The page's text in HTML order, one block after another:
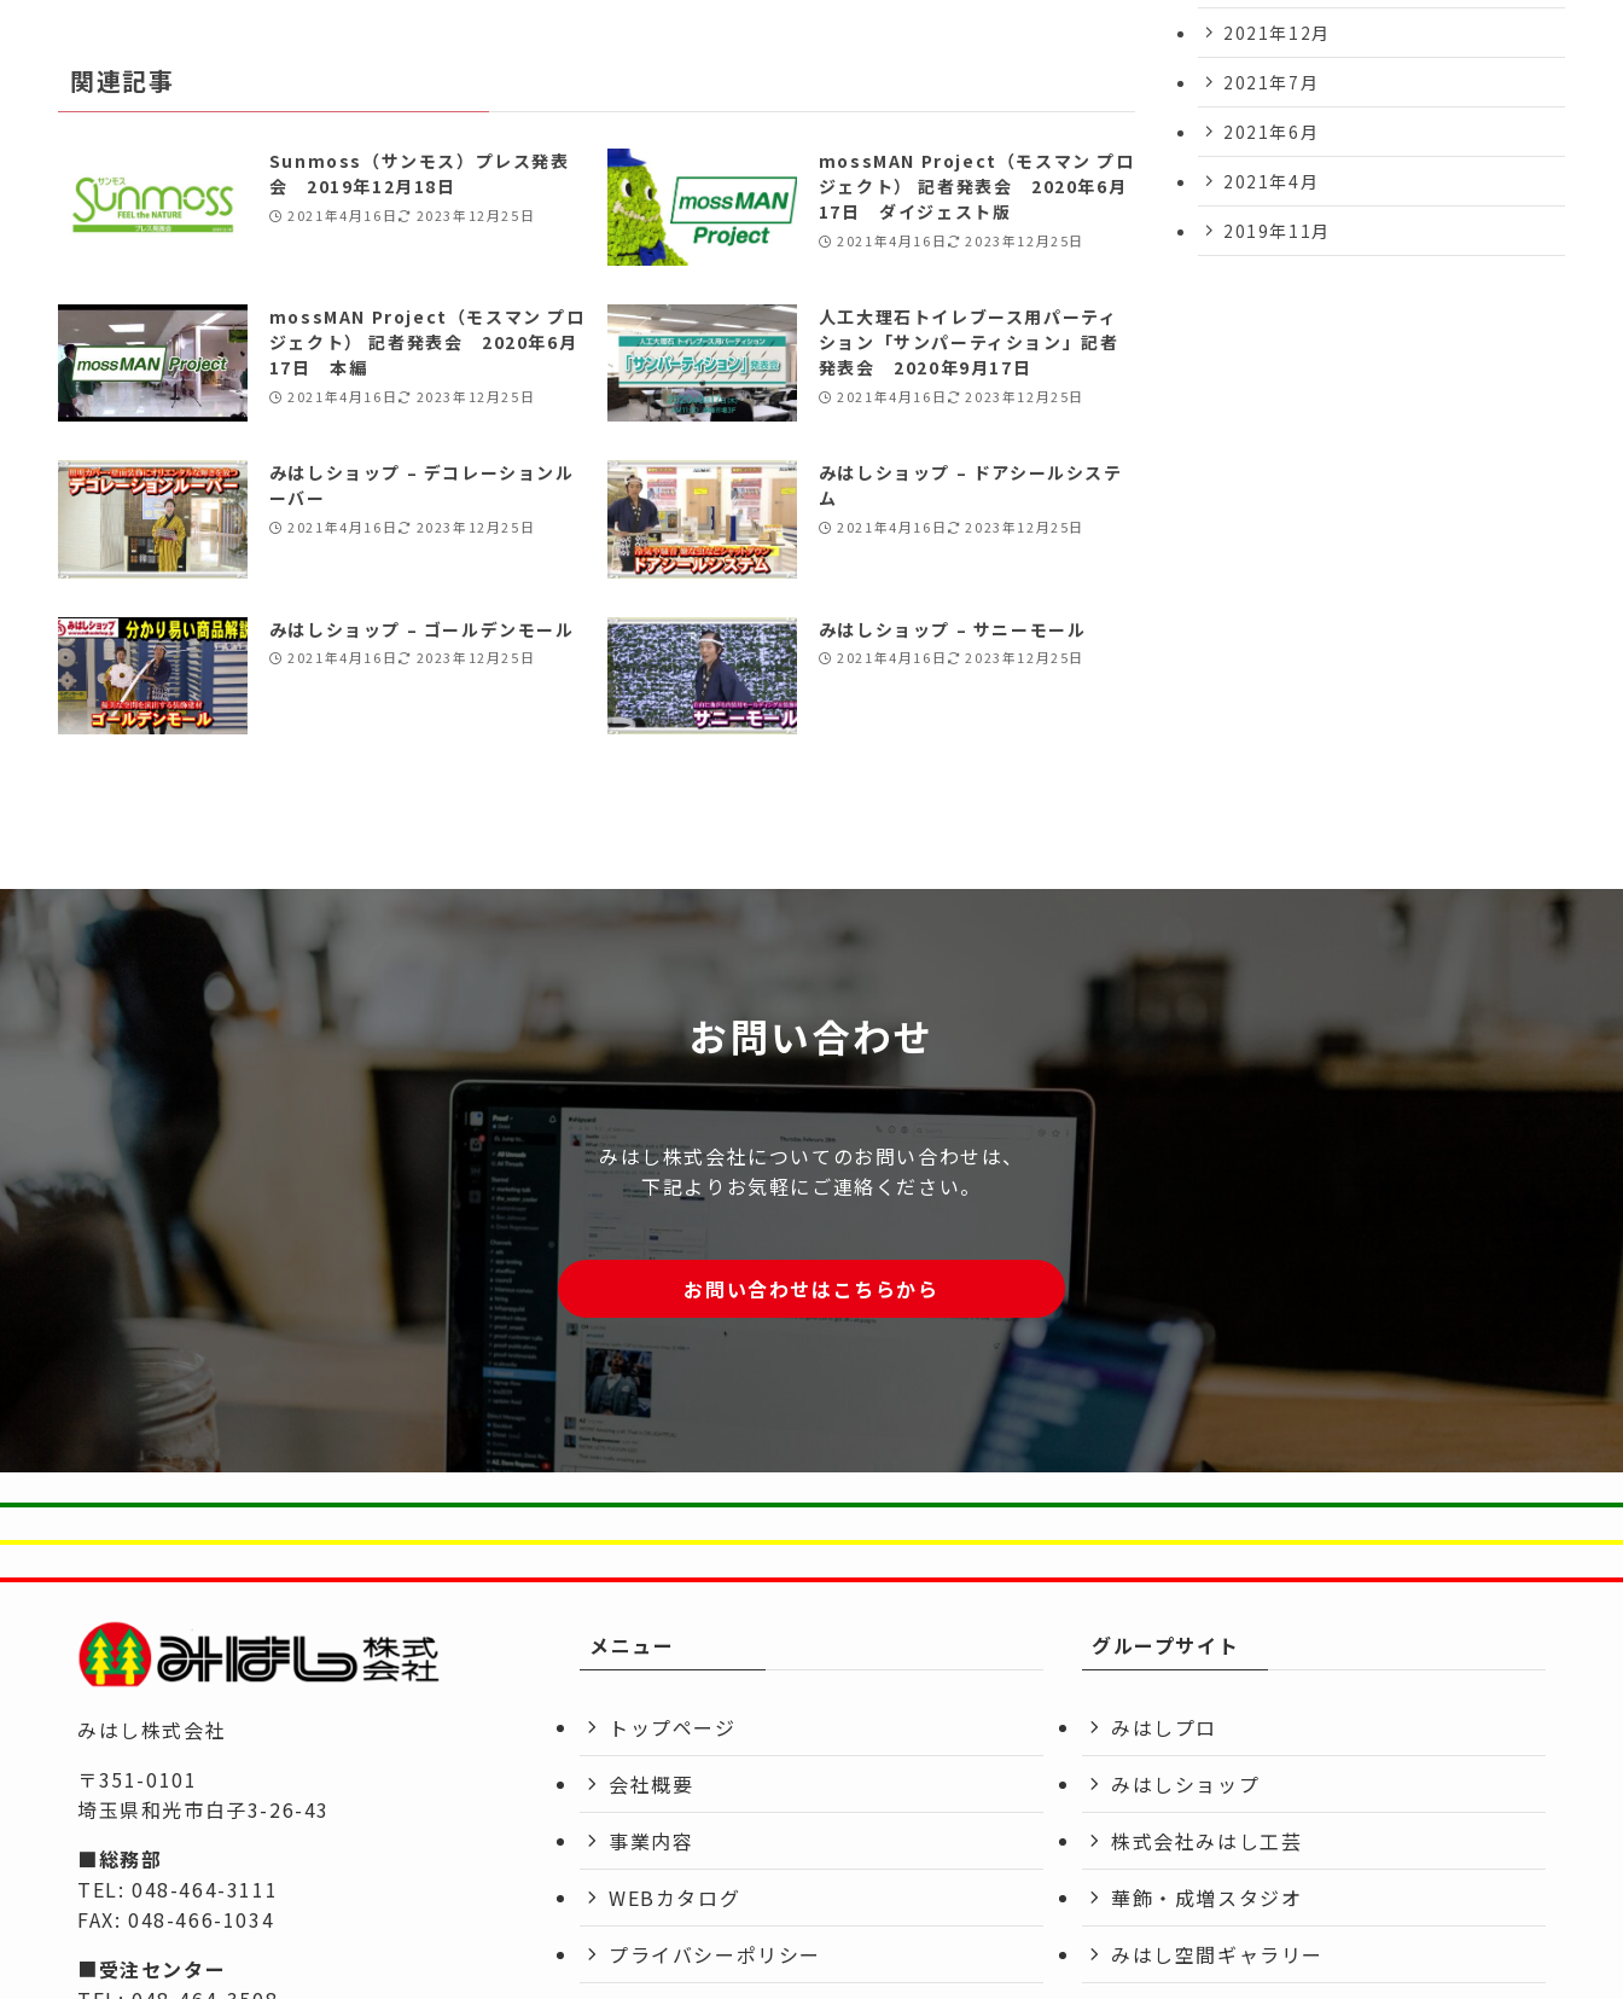
関連記事
Sunmoss（サンモス）プレス発表
会 2019年12月18日
2021年4月16日 2023年12月25日
mossMAN Project（モスマン プロ
ジェクト） 記者発表会 2020年6月
17日 ダイジェスト版
2021年4月16日 2023年12月25日
mossMAN Project（モスマン プロ
ジェクト） 記者発表会 2020年6月
17日 本編
2021年4月16日 2023年12月25日
人工大理石トイレブース用パーティ
ション「サンパーティション」記者
発表会 2020年9月17日
2021年4月16日 2023年12月25日
みはしショップ – デコレーションル
ーバー
2021年4月16日 2023年12月25日
みはしショップ – ドアシールシステ
ム
2021年4月16日 2023年12月25日
みはしショップ – ゴールデンモール
2021年4月16日 2023年12月25日
みはしショップ – サニーモール
2021年4月16日 2023年12月25日
2021年12月
2021年7月
2021年6月
2021年4月
2019年11月
お問い合わせ
みはし株式会社についてのお問い合わせは、
下記よりお気軽にご連絡ください。
お問い合わせはこちらから
みはし株式会社
〒351-0101
埼玉県和光市白子3-26-43
■総務部
TEL: 048-464-3111
FAX: 048-466-1034
■受注センター
メニュー
トップページ
会社概要
事業内容
WEBカタログ
プライバシーポリシー
グループサイト
みはしプロ
みはしショップ
株式会社みはし工芸
華飾・成増スタジオ
みはし空間ギャラリー